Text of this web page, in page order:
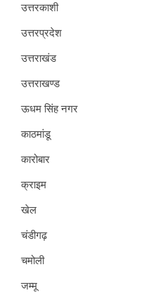
उत्तरकाशी
उत्तरप्रदेश
उत्तराखंड
उत्तराखण्ड
ऊधम सिंह नगर
काठमांडू
कारोबार
क्राइम
खेल
चंडीगढ़
चमोली
जम्मू